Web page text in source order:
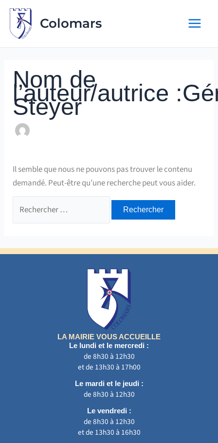
Aller
contenu
Colomars
Nom de
l’auteur/autrice
Steyer
Il semble que nous ne pouvons pas trouver le contenu
demandé. Peut-être qu’une recherche peut vous aider.
LA MAIRIE VOUS ACCUEILLE
Le lundi et le mercredi :
de 8h30 à 12h30
et de 13h30 à 17h00
Le mardi et le jeudi :
de 8h30 à 12h30
Le vendredi :
de 8h30 à 12h30
et de 13h30 à 16h30